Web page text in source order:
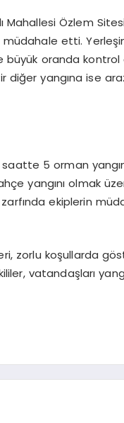
Özlem
etti.
oranda kontrol
diğer yangına ise
5 orman
yangını olmak
ekiplerin
zorlu koşullarda
vatandaşları